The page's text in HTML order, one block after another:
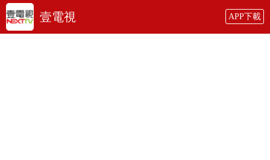
壹電視 APP下載